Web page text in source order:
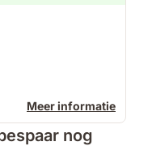
Meer informatie
nog